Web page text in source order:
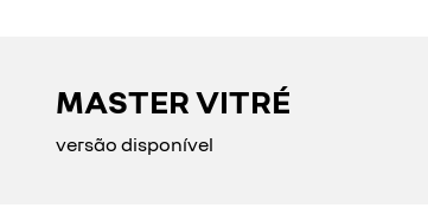
MASTER VITRÉ
versão disponível